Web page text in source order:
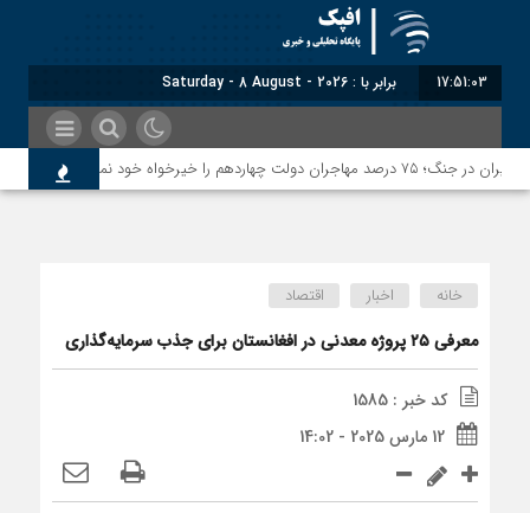
17:51:03 برابر با : Saturday - 8 August - 2026
خانه اخبار اقتصاد
معرفی ۲۵ پروژه معدنی در افغانستان برای جذب سرمایه‌گذاری
کد خبر : 1585
12 مارس 2025 - 14:02